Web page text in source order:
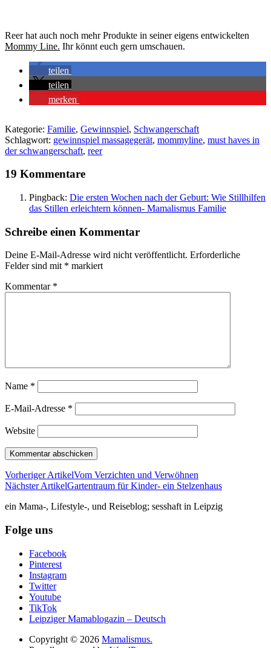
Reer hat auch noch mehr Produkte in seiner eigens entwickelten
Mommy Line. Ihr könnt euch gern umschauen.
teilen
teilen
merken
Kategorie: Familie, Gewinnspiel, Schwangerschaft
Schlagwort: gewinnspiel massagegerät, mommyline, must haves in
der schwangerschaft, reer
19 Kommentare
Pingback: Die ersten Wochen nach der Geburt: Wie Stillhilfen
das Stillen erleichtern können- Mamalismus Familie
Schreibe einen Kommentar
Deine E-Mail-Adresse wird nicht veröffentlicht. Erforderliche
Felder sind mit * markiert
Kommentar *
Name *
E-Mail-Adresse *
Website
Vorheriger ArtikelVom Verzichten und Verwöhnen
Nächster ArtikelGartentraum für Kinder- ein Stelzenhaus
ein Mama-, Lifestyle-, und Reiseblog; sesshaft in Leipzig
Folge uns
Facebook
Pinterest
Instagram
Twitter
Youtube
TikTok
Leipziger Mamablogazin – Deutsch
Copyright © 2026 Mamalismus.